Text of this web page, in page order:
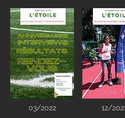
03/2022 12/